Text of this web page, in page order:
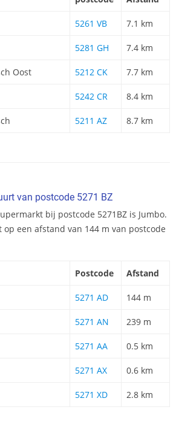
5261 VB 7.1 km
5281 GH 7.4 km
Oost 5212 CK 7.7 km
5242 CR 8.4 km
5211 AZ 8.7 km
van postcode 5271 BZ
bij postcode 5271BZ is Jumbo.
een afstand van 144 m van postcode
Postcode Afstand
5271 AD 144 m
5271 AN 239 m
5271 AA 0.5 km
5271 AX 0.6 km
5271 XD 2.8 km